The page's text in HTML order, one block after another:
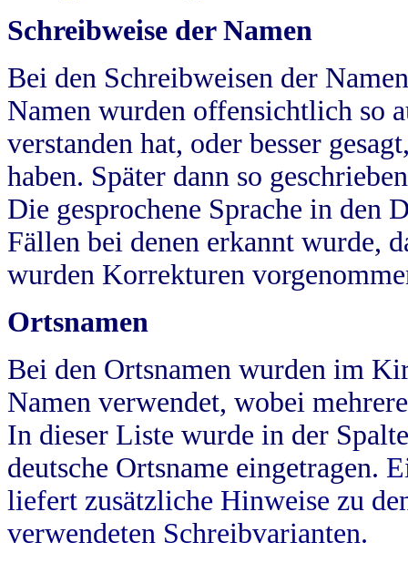
Schreibweise der Namen
Bei den Schreibweisen der
Namen wurden offensichtlich so
verstanden hat, oder besser
haben. Später dann so
Die gesprochene Sprache in
Fällen bei denen erkannt wurde,
wurden Korrekturen
Ortsnamen
Bei den Ortsnamen wurden im
Namen verwendet, wobei
In dieser Liste wurde in der
deutsche Ortsname eingetragen.
liefert zusätzliche Hinweise zu
verwendeten Schreibvarianten.